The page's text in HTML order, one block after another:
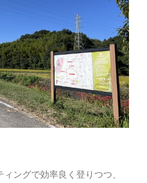
ングで効率良く登りつつ、